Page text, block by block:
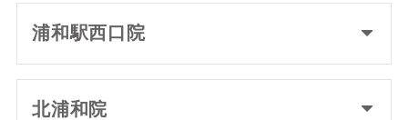
浦和駅西口院
北浦和院